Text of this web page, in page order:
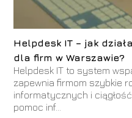
Helpdesk IT – jak
dla firm w Warszawie?
Helpdesk IT to system
zapewnia firmom szybkie
informatycznych i
pomoc inf...